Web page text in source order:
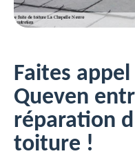
Faites
Queven
réparation
toiture !